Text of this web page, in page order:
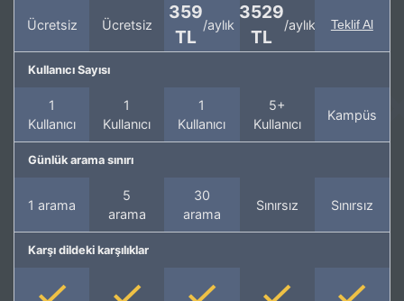
Ücretsiz Ücretsiz
359
TL
/aylık
3529
TL
/aylık Teklif Al
Kullanıcı Sayısı
1
Kullanıcı
1
Kullanıcı
1
Kullanıcı
5+
Kullanıcı
Kampüs
Günlük arama sınırı
1 arama
5
arama
30
arama
Sınırsız Sınırsız
Karşı dildeki karşılıklar